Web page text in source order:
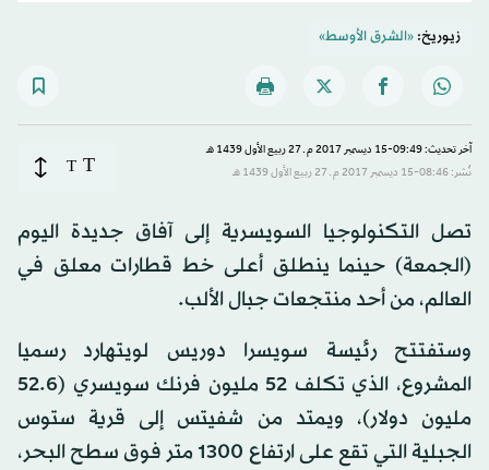
زيوريخ:«الشرق الأوسط»
آخر تحديث: 09:49-15 ديسمبر 2017 م ـ 27 ربيع الأول 1439 هـ
نُشر: 08:46-15 ديسمبر 2017 م ـ 27 ربيع الأول 1439 هـ
T
T
تصل التكنولوجيا السويسرية إلى آفاق جديدة اليوم
(الجمعة) حينما ينطلق أعلى خط قطارات معلق في
العالم، من أحد منتجعات جبال الألب.
وستفتتح رئيسة سويسرا دوريس لويتهارد رسميا
المشروع، الذي تكلف 52 مليون فرنك سويسري (52.6
مليون دولار)، ويمتد من شفيتس إلى قرية ستوس
الجبلية التي تقع على ارتفاع 1300 متر فوق سطح البحر،